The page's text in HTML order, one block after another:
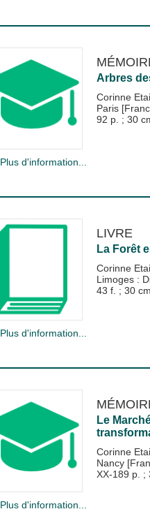
Arbres
Corinne
Paris
92 p. ; 30
Plus d'information...
LIVRE
La Forêt
Corinne
Limoges :
43 f. ; 30 cm
Plus d'information...
Le
Corinne
Nancy
XX-189 p. ;
Plus d'information...